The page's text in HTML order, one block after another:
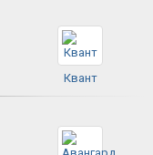
Квант